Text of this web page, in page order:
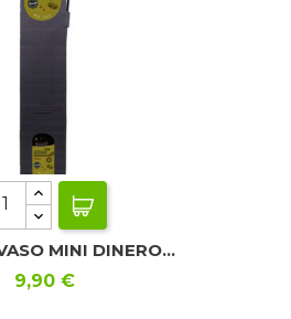
MINI DINERO...
Precio
9,90 €